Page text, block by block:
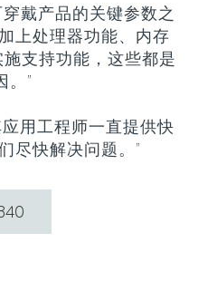
戴产品的关键参数之
上处理器功能、内存
支持功能，这些都是
。”
用工程师一直提供快
尽快解决问题。”